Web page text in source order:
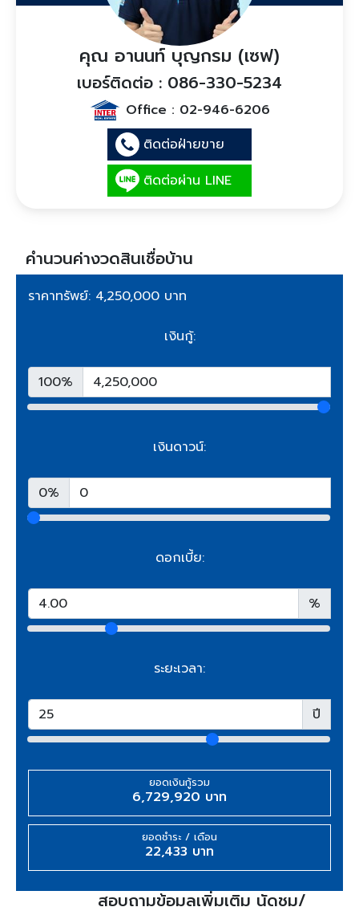
คุณ อานนท์ บุญกรม (เซฟ)
เบอร์ติดต่อ : 086-330-5234
Office : 02-946-6206
ติดต่อฝ่ายขาย
ติดต่อผ่าน LINE
คำนวนค่างวดสินเชื่อบ้าน
ราคาทรัพย์: 4,250,000 บาท
เงินกู้:
100%
เงินดาวน์:
0%
ดอกเบี้ย:
%
ระยะเวลา:
ปี
ยอดเงินกู้รวม
6,729,920 บาท
ยอดชำระ / เดือน
22,433 บาท
สอบถามข้อมูลเพิ่มเติม นัดชม/